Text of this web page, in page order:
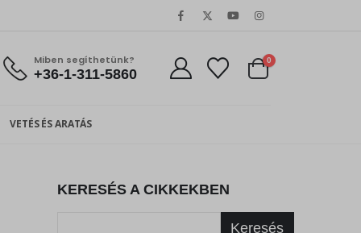
Miben segíthetünk?
+36-1-311-5860
0
VETÉS ÉS ARATÁS
KERESÉS A CIKKEKBEN
Keresés